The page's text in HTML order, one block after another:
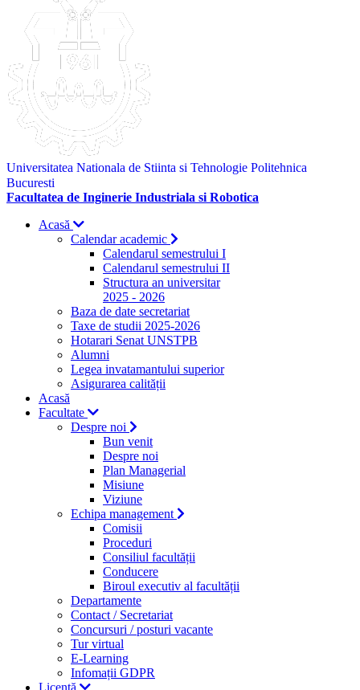
Universitatea Nationala de Stiinta si Tehnologie Politehnica
Bucuresti
Facultatea de Inginerie Industriala si Robotica
Acasă
Calendar academic
Calendarul semestrului I
Calendarul semestrului II
Structura an universitar
2025 - 2026
Baza de date secretariat
Taxe de studii 2025-2026
Hotarari Senat UNSTPB
Alumni
Legea invatamantului superior
Asigurarea calității
Acasă
Facultate
Despre noi
Bun venit
Despre noi
Plan Managerial
Misiune
Viziune
Echipa management
Comisii
Proceduri
Consiliul facultății
Conducere
Biroul executiv al facultății
Departamente
Contact / Secretariat
Concursuri / posturi vacante
Tur virtual
E-Learning
Infomații GDPR
Licență